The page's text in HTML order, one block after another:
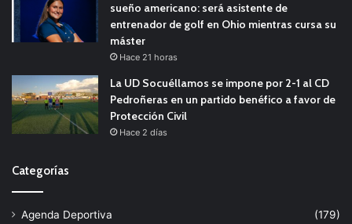
sueño americano: será asistente de
entrenador de golf en Ohio mientras cursa su
máster
Hace 21 horas
La UD Socuéllamos se impone por 2-1 al CD
Pedroñeras en un partido benéfico a favor de
Protección Civil
Hace 2 días
Categorías
Agenda Deportiva
(179)